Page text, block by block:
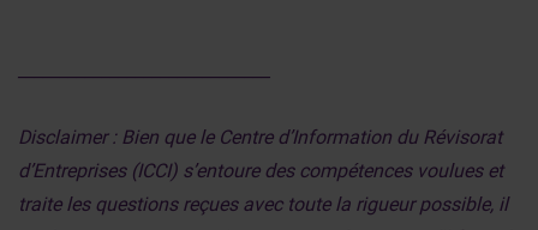
Disclaimer : Bien que le Centre d’Information du Révisorat
d’Entreprises (ICCI) s’entoure des compétences voulues et
traite les questions reçues avec toute la rigueur possible, il